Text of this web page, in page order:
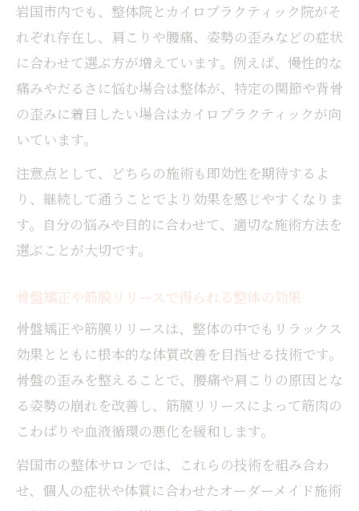
岩国市内でも、整体院とカイロプラクティック院がそ
れぞれ存在し、肩こりや腰痛、姿勢の歪みなどの症状
に合わせて選ぶ方が増えています。例えば、慢性的な
痛みやだるさに悩む場合は整体が、特定の関節や背骨
の歪みに着目したい場合はカイロプラクティックが向
いています。
注意点として、どちらの施術も即効性を期待するよ
り、継続して通うことでより効果を感じやすくなりま
す。自分の悩みや目的に合わせて、適切な施術方法を
選ぶことが大切です。
骨盤矯正や筋膜リリースで得られる整体の効果
骨盤矯正や筋膜リリースは、整体の中でもリラックス
効果とともに根本的な体質改善を目指せる技術です。
骨盤の歪みを整えることで、腰痛や肩こりの原因とな
る姿勢の崩れを改善し、筋膜リリースによって筋肉の
こわばりや血液循環の悪化を緩和します。
岩国市の整体サロンでは、これらの技術を組み合わ
せ、個人の症状や体質に合わせたオーダーメイド施術